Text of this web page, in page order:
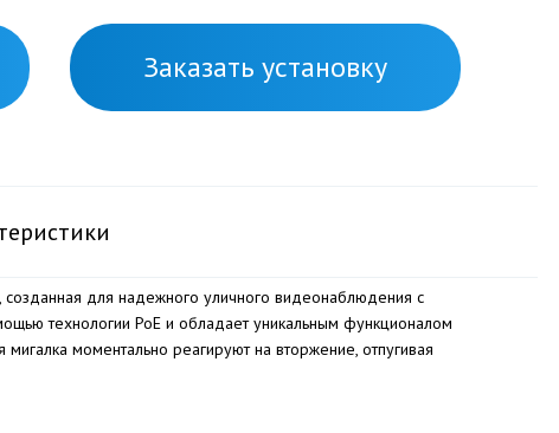
Заказать установку
для надежного уличного видеонаблюдения с
технологии PoE и обладает уникальным функционалом
моментально реагируют на вторжение, отпугивая